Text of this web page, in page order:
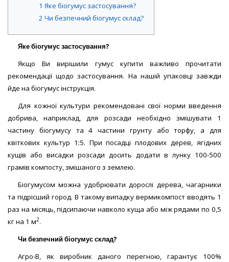
1 Яке біогумус застосування?
2 Чи безпечний біогумус склад?
Яке біогумус застосування?
Якщо Ви вирішили гумус купити важливо прочитати
рекомендації щодо застосування. На нашій упаковці завжди
йде на біогумус інструкція.
Для кожної культури рекомендовані свої норми введення
добрива, наприклад, для розсади необхідно змішувати 1
частину біогумусу та 4 частини грунту або торфу, а для
квіткових культур 1:5. При посадці плодових дерев, ягідних
кущів або висадки розсади досить додати в лунку 100-500
грамів компосту, змішаного з землею.
Біогумусом можна удобрювати дорослі дерева, чагарники
та підрісший город. В такому випадку вермикомпост вводять 1
раз на місяць, підсипаючи навколо куща або між рядами по 0,5
кг на 1 м2.
Чи безпечний біогумус склад?
Агро-В, як виробник даного перегною, гарантує 100%